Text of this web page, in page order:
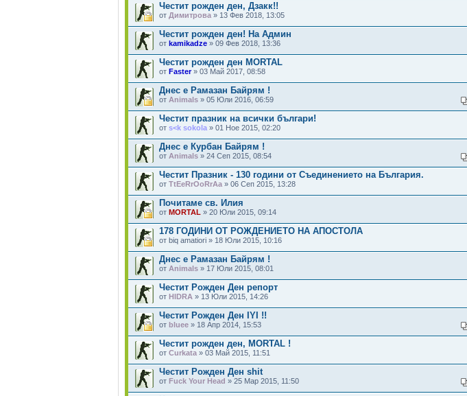
Честит рожден ден, Дзакк!!
от Димитрова » 13 Фев 2018, 13:05
Честит рожден ден! На Админ
от kamikadze » 09 Фев 2018, 13:36
Честит рожден ден MORTAL
от Faster» 03 Май 2017, 08:58
Днес е Рамазан Байрям !
от Animals » 05 Юли 2016, 06:59
Честит празник на всички българи!
от s<k sokola » 01 Ное 2015, 02:20
Днес е Курбан Байрям !
от Animals » 24 Сеп 2015, 08:54
Честит Празник - 130 години от Съединението на България.
от TtEeRrOoRrAa » 06 Сеп 2015, 13:28
Почитаме св. Илия
от MORTAL » 20 Юли 2015, 09:14
178 ГОДИНИ ОТ РОЖДЕНИЕТО НА АПОСТОЛА
от biq amatiori » 18 Юли 2015, 10:16
Днес е Рамазан Байрям !
от Animals » 17 Юли 2015, 08:01
Честит Рожден Ден репорт
от HIDRA » 13 Юли 2015, 14:26
Честит Рожден Ден IYI !!
от bluee » 18 Апр 2014, 15:53
Честит рожден ден, MORTAL !
от Curkata » 03 Май 2015, 11:51
Честит Рожден Ден shit
от Fuck Your Head » 25 Мар 2015, 11:50